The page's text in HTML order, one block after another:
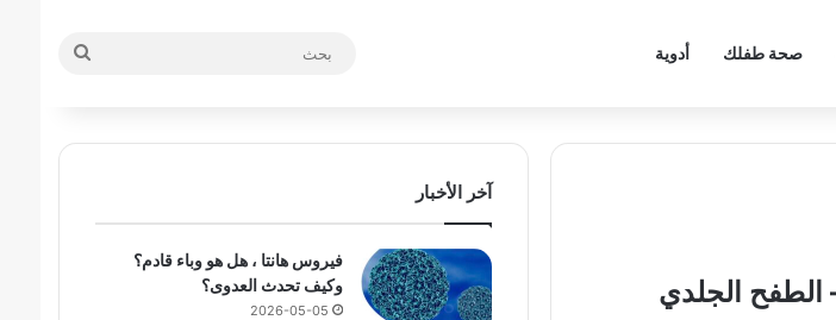
صحة طفلك أدوية بحث
آخر الأخبار
فيروس هانتا ، هل هو وباء قادم؟
وكيف تحدث العدوى؟
2026-05-05